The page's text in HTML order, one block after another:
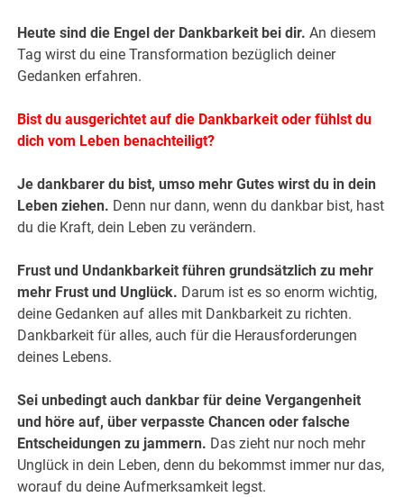
Heute sind die Engel der Dankbarkeit bei dir.An diesem
Tag wirst du eine Transformation bezüglich deiner
Gedanken erfahren.
Bist du ausgerichtet auf die Dankbarkeit oder fühlst du
dich vom Leben benachteiligt?
Je dankbarer du bist, umso mehr Gutes wirst du in dein
Leben ziehen. Denn nur dann, wenn du dankbar bist, hast
du die Kraft, dein Leben zu verändern.
Frust und Undankbarkeit führen grundsätzlich zu mehr
mehr Frust und Unglück. Darum ist es so enorm wichtig,
deine Gedanken auf alles mit Dankbarkeit zu richten.
Dankbarkeit für alles, auch für die Herausforderungen
deines Lebens.
Sei unbedingt auch dankbar für deine Vergangenheit
und höre auf, über verpasste Chancen oder falsche
Entscheidungen zu jammern. Das zieht nur noch mehr
Unglück in dein Leben, denn du bekommst immer nur das,
worauf du deine Aufmerksamkeit legst.